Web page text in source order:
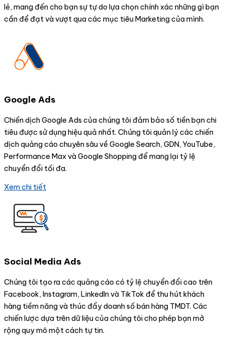
lẻ, mang đến cho bạn sự tự do lựa chọn chính xác những gì bạn
cần để đạt và vượt qua các mục tiêu Marketing của mình.
Google Ads
Chiến dịch Google Ads của chúng tôi đảm bảo số tiền bạn chi
tiêu được sử dụng hiệu quả nhất. Chúng tôi quản lý các chiến
dịch quảng cáo chuyên sâu về Google Search, GDN, YouTube,
Performance Max và Google Shopping để mang lại tỷ lệ
chuyển đổi tối đa.
Xem chi tiết
Social Media Ads
Chúng tôi tạo ra các quảng cáo có tỷ lệ chuyển đổi cao trên
Facebook, Instagram, LinkedIn và TikTok để thu hút khách
hàng tiềm năng và thúc đẩy doanh số bán hàng TMDT. Các
chiến lược dựa trên dữ liệu của chúng tôi cho phép bạn mở
rộng quy mô một cách tự tin.